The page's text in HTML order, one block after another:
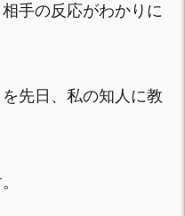
手の反応がわかりに
先日、私の知人に教